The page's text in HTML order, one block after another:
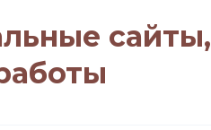
сайты,